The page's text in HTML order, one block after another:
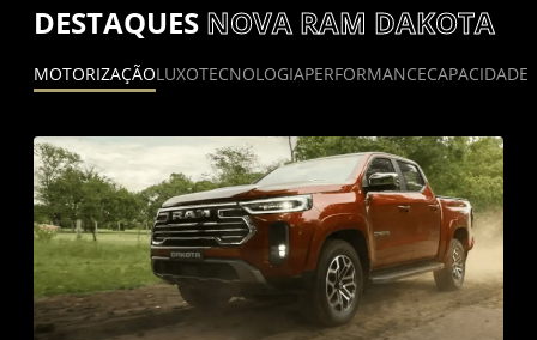
DESTAQUES NOVA RAM DAKOTA
MOTORIZAÇÃOLUXOTECNOLOGIAPERFORMANCECAPACIDADE